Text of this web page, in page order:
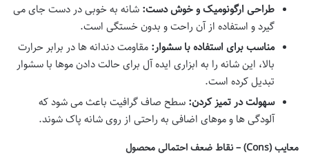
طراحی ارگونومیک و خوش دست: شانه به خوبی در دست جای می
گیرد و استفاده از آن راحت و بدون خستگی است.
مناسب برای استفاده با سشوار: مقاومت دندانه ها در برابر حرارت
بالا، این شانه را به ابزاری ایده آل برای حالت دادن موها با سشوار
تبدیل کرده است.
سهولت در تمیز کردن: سطح صاف گرافیت باعث می شود که
آلودگی ها و موهای اضافی به راحتی از روی شانه پاک شوند.
معایب (Cons) – نقاط ضعف احتمالی محصول